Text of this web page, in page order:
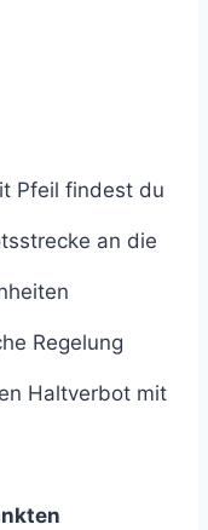
Pfeil findest du
an die
Regelung
Haltverbot mit